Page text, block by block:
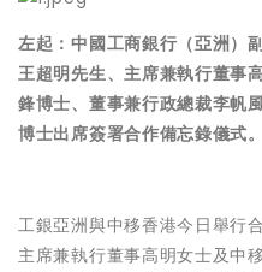
左起：中國工商銀行（亞洲）
王超明先生、主席兼執行董事
鋒博士、董事兼行政總裁李帆
博士出席簽署合作備忘錄儀式。
工銀亞洲與中移香港今日舉行
主席兼執行董事高明女士及中